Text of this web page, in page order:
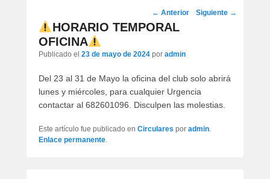
Navegación
por
artículos
← Anterior Siguiente →
HORARIO TEMPORAL
OFICINA
Publicado el 23 de mayo de 2024 por admin
Del 23 al 31 de Mayo la oficina del club solo abrirá
lunes y miércoles, para cualquier Urgencia
contactar al 682601096. Disculpen las molestias.
Este artículo fue publicado en Circulares por admin.
Enlace permanente.